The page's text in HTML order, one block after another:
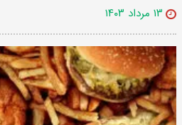
۱۳ مرداد ۱۴۰۳